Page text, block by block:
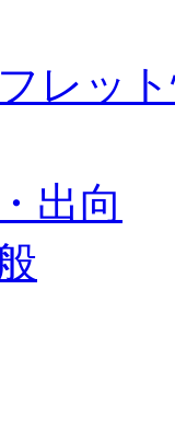
レッ
出向